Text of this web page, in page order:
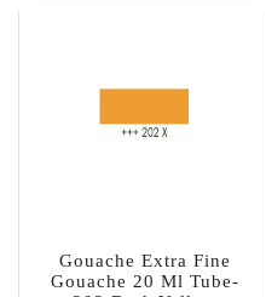
Gouache Extra Fine
Gouache 20 Ml Tube-